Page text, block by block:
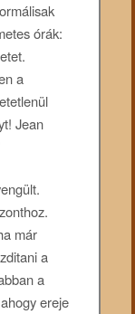
órák:
a
Jean
már
a
a
ereje